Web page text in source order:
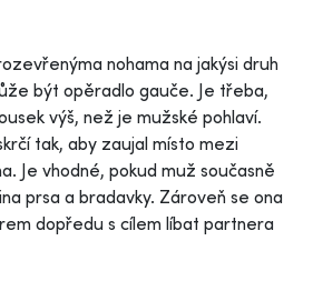
nohama na jakýsi druh
být opěradlo gauče. Je třeba,
výš, než je mužské pohlaví.
tak, aby zaujal místo mezi
Je vhodné, pokud muž současně
prsa a bradavky. Zároveň se ona
dopředu s cílem líbat partnera